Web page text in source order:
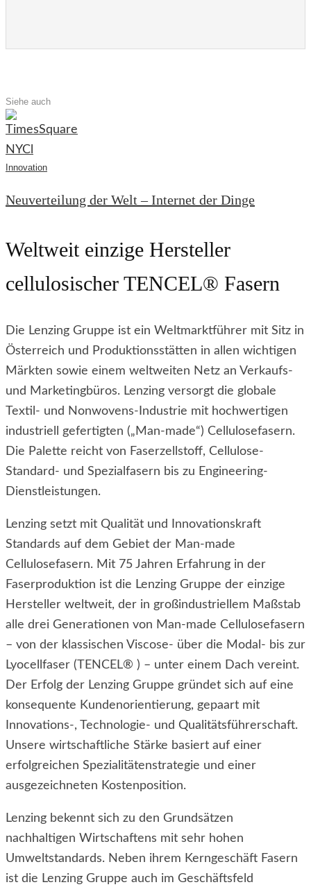
Siehe auch
Innovation
Neuverteilung der Welt – Internet der Dinge
Weltweit einzige Hersteller
cellulosischer TENCEL® Fasern
Die Lenzing Gruppe ist ein Weltmarktführer mit Sitz in
Österreich und Produktionsstätten in allen wichtigen
Märkten sowie einem weltweiten Netz an Verkaufs-
und Marketingbüros. Lenzing versorgt die globale
Textil- und Nonwovens-Industrie mit hochwertigen
industriell gefertigten („Man-made“) Cellulosefasern.
Die Palette reicht von Faserzellstoff, Cellulose-
Standard- und Spezialfasern bis zu Engineering-
Dienstleistungen.
Lenzing setzt mit Qualität und Innovationskraft
Standards auf dem Gebiet der Man-made
Cellulosefasern. Mit 75 Jahren Erfahrung in der
Faserproduktion ist die Lenzing Gruppe der einzige
Hersteller weltweit, der in großindustriellem Maßstab
alle drei Generationen von Man-made Cellulosefasern
– von der klassischen Viscose- über die Modal- bis zur
Lyocellfaser (TENCEL® ) – unter einem Dach vereint.
Der Erfolg der Lenzing Gruppe gründet sich auf eine
konsequente Kundenorientierung, gepaart mit
Innovations-, Technologie- und Qualitätsführerschaft.
Unsere wirtschaftliche Stärke basiert auf einer
erfolgreichen Spezialitätenstrategie und einer
ausgezeichneten Kostenposition.
Lenzing bekennt sich zu den Grundsätzen
nachhaltigen Wirtschaftens mit sehr hohen
Umweltstandards. Neben ihrem Kerngeschäft Fasern
ist die Lenzing Gruppe auch im Geschäftsfeld